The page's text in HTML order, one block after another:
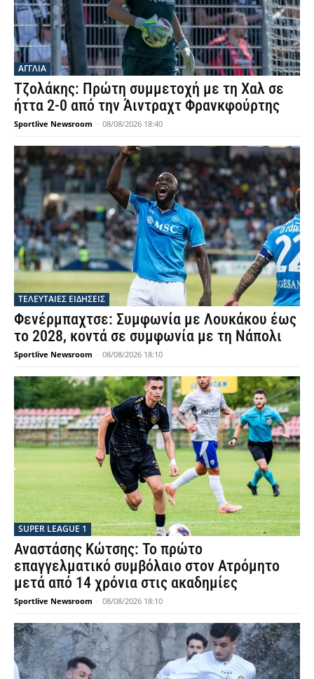
ΑΓΓΛΙΑ
Τζολάκης: Πρώτη συμμετοχή με τη Χαλ σε
ήττα 2-0 από την Άιντραχτ Φρανκφούρτης
Sportlive Newsroom - 08/08/2026 18:40
ΤΕΛΕΥΤΑΙΕΣ ΕΙΔΗΣΕΙΣ
Φενέρμπαχτσε: Συμφωνία με Λουκάκου έως
το 2028, κοντά σε συμφωνία με τη Νάπολι
Sportlive Newsroom - 08/08/2026 18:10
SUPER LEAGUE 1
Αναστάσης Κώτσης: Το πρώτο
επαγγελματικό συμβόλαιο στον Ατρόμητο
μετά από 14 χρόνια στις ακαδημίες
Sportlive Newsroom - 08/08/2026 18:10